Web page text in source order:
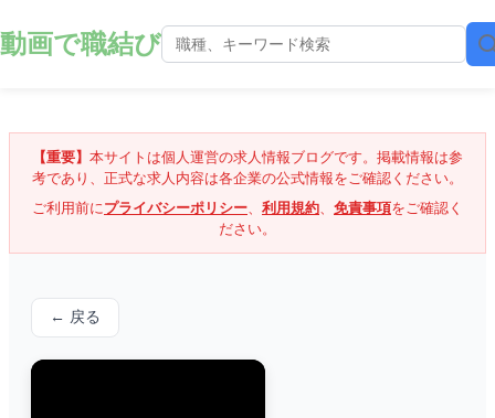
動画で職結び
【重要】 本サイトは個人運営の求人情報ブログです。掲載情報は参
考であり、正式な求人内容は各企業の公式情報をご確認ください。
ご利用前にプライバシーポリシー、 利用規約、 免責事項をご確認く
ださい。
← 戻る